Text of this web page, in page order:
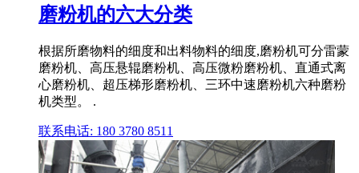
磨粉机的六大分类
根据所磨物料的细度和出料物料的细度,磨粉机可分雷蒙
磨粉机、高压悬辊磨粉机、高压微粉磨粉机、直通式离
心磨粉机、超压梯形磨粉机、三环中速磨粉机六种磨粉
机类型。 .
联系电话: 180 3780 8511